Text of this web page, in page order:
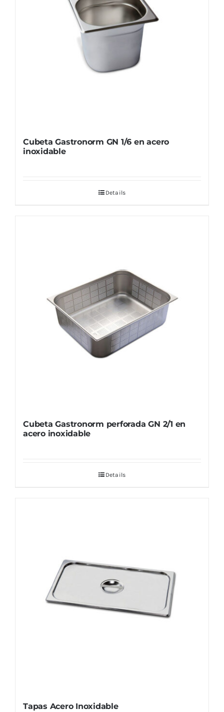
Cubeta Gastronorm GN 1/6 en acero
inoxidable
Details
Cubeta Gastronorm perforada GN 2/1 en
acero inoxidable
Details
Tapas Acero Inoxidable